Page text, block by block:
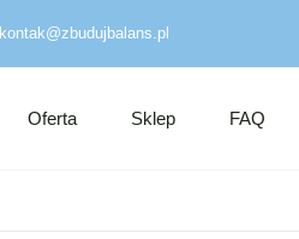
kontak@zbudujbalans.pl
Oferta Sklep FAQ